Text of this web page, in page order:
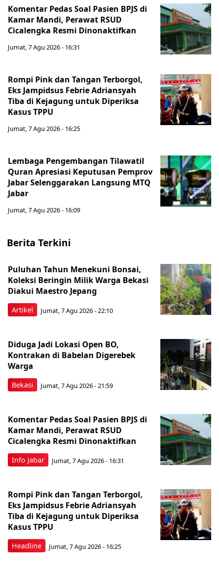
Komentar Pedas Soal Pasien BPJS di
Kamar Mandi, Perawat RSUD
Cicalengka Resmi Dinonaktifkan
Jumat, 7 Agu 2026 - 16:31
Rompi Pink dan Tangan Terborgol,
Eks Jampidsus Febrie Adriansyah
Tiba di Kejagung untuk Diperiksa
Kasus TPPU
Jumat, 7 Agu 2026 - 16:25
Lembaga Pengembangan Tilawatil
Quran Apresiasi Keputusan Pemprov
Jabar Selenggarakan Langsung MTQ
Jabar
Jumat, 7 Agu 2026 - 16:09
Berita Terkini
Artikel
Puluhan Tahun Menekuni Bonsai,
Koleksi Beringin Milik Warga Bekasi
Diakui Maestro Jepang
Jumat, 7 Agu 2026 - 22:10
Bekasi
Diduga Jadi Lokasi Open BO,
Kontrakan di Babelan Digerebek
Warga
Jumat, 7 Agu 2026 - 21:59
Info Jabar
Komentar Pedas Soal Pasien BPJS di
Kamar Mandi, Perawat RSUD
Cicalengka Resmi Dinonaktifkan
Jumat, 7 Agu 2026 - 16:31
Headline
Rompi Pink dan Tangan Terborgol,
Eks Jampidsus Febrie Adriansyah
Tiba di Kejagung untuk Diperiksa
Kasus TPPU
Jumat, 7 Agu 2026 - 16:25